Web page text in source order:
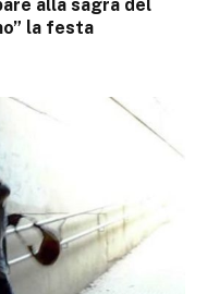
alla sagra del
la festa